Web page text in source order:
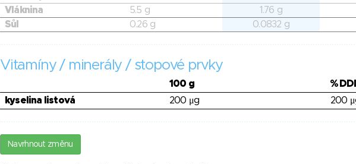
Vláknina
5.5 g
1.76 g
Sůl
0.26 g 0.0832 g
Vitamíny / minerály / stopové prvky
100 g
%
kyselina listová
200 μg 200
Navrhnout změnu